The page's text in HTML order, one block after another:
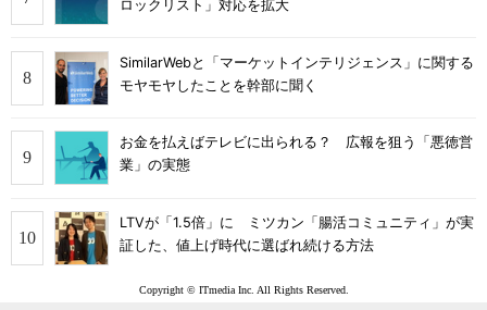
ロックリスト」対応を拡大
SimilarWebと「マーケットインテリジェンス」に関する
モヤモヤしたことを幹部に聞く
お金を払えばテレビに出られる？ 広報を狙う「悪徳営
業」の実態
LTVが「1.5倍」に ミツカン「腸活コミュニティ」が実
証した、値上げ時代に選ばれ続ける方法
Copyright © ITmedia Inc. All Rights Reserved.